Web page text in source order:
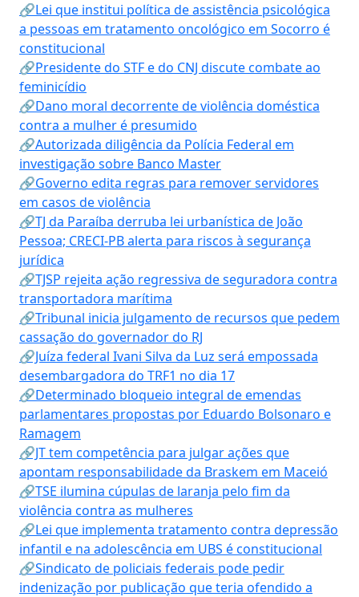
🔗Lei que institui política de assistência psicológica
a pessoas em tratamento oncológico em Socorro é
constitucional
🔗Presidente do STF e do CNJ discute combate ao
feminicídio
🔗Dano moral decorrente de violência doméstica
contra a mulher é presumido
🔗Autorizada diligência da Polícia Federal em
investigação sobre Banco Master
🔗Governo edita regras para remover servidores
em casos de violência
🔗TJ da Paraíba derruba lei urbanística de João
Pessoa; CRECI-PB alerta para riscos à segurança
jurídica
🔗TJSP rejeita ação regressiva de seguradora contra
transportadora marítima
🔗Tribunal inicia julgamento de recursos que pedem
cassação do governador do RJ
🔗Juíza federal Ivani Silva da Luz será empossada
desembargadora do TRF1 no dia 17
🔗Determinado bloqueio integral de emendas
parlamentares propostas por Eduardo Bolsonaro e
Ramagem
🔗JT tem competência para julgar ações que
apontam responsabilidade da Braskem em Maceió
🔗TSE ilumina cúpulas de laranja pelo fim da
violência contra as mulheres
🔗Lei que implementa tratamento contra depressão
infantil e na adolescência em UBS é constitucional
🔗Sindicato de policiais federais pode pedir
indenização por publicação que teria ofendido a